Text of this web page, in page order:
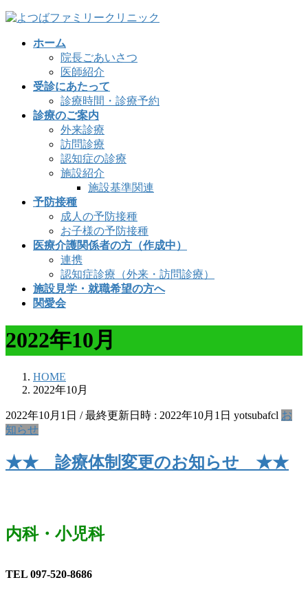
コ
ナ
ホーム
院長ごあいさつ
医師紹介
受診にあたって
診療時間・診療予約
診療のご案内
外来診療
訪問診療
認知症の診療
施設紹介
施設基準関連
予防接種
成人の予防接種
お子様の予防接種
医療介護関係者の方（作成中）
連携
認知症診療（外来・訪問診療）
施設見学・就職希望の方へ
関愛会
2022年10月
HOME
2022年10月
2022年10月1日 / 最終更新日時 : 2022年10月1日 yotsubafcl お
知らせ
★★ 診療体制変更のお知らせ ★★
内科・小児科
TEL 097-520-8686